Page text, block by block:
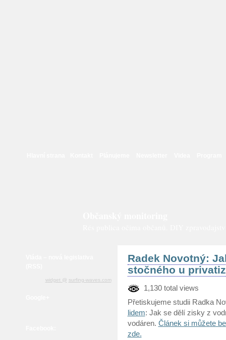
widget @ surfing-waves.com
Radek Novotný:
stočného u
1,130 total views
Přetiskujeme studii Radka
lidem: Jak se dělí zisky z
vodáren. Článek si můžete
zde.